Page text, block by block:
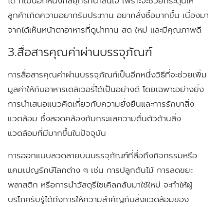
ลูกค้าเกิดความอยากรับประทาน อยากสั่งซื้อมากขึ้น เนื่องมา
จากได้เห็นหน้าตาอาหารที่ดูน่าทาน สด ใหม่ และมีคุณภาพดี
3.สื่อสารคุณค่าผ่านบรรจุภัณฑ์
การสื่อสารคุณค่าผ่านบรรจุภัณฑ์เป็นอีกหนึ่งวิธีที่จะช่วยเพิ่ม
มูลค่าให้กับอาหารเดลิเวอรี่ได้เป็นอย่างดี โดยเฉพาะอย่างยิ่ง
การนำเสนอแนวคิดเกี่ยวกับความยั่งยืนและการรักษาสิ่ง
แวดล้อม ซึ่งสอดคล้องกับกระแสความตื่นตัวด้านสิ่ง
แวดล้อมที่มีมากขึ้นในปัจจุบัน
การออกแบบลวดลายบนบรรจุภัณฑ์ที่สื่อถึงกิจกรรมหรือ
แคมเปญรักษ์โลกต่าง ๆ เช่น การปลูกต้นไม้ การลดขยะ
พลาสติก หรือการนำวัสดุรีไซเคิลกลับมาใช้ใหม่ จะทำให้ผู้
บริโภครับรู้ได้ถึงการให้ความสำคัญกับสิ่งแวดล้อมของ